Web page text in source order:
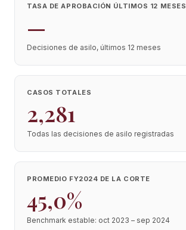
TASA DE APROBACIÓN ÚLTIMOS 12 MESES
—
Decisiones de asilo, últimos 12 meses
CASOS TOTALES
2,281
Todas las decisiones de asilo registradas
PROMEDIO FY2024 DE LA CORTE
45,0%
Benchmark estable: oct 2023 – sep 2024